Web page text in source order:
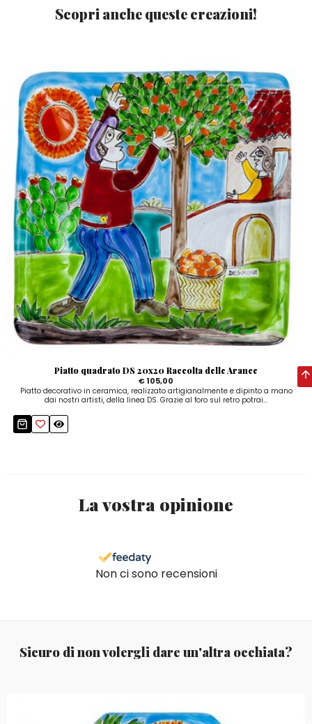
Scopri anche queste creazioni!
Piatto quadrato DS 20x20 Raccolta delle Arance
€ 105,00
Piatto decorativo in ceramica, realizzato artigianalmente e dipinto a mano
dai nostri artisti, della linea DS. Grazie al foro sul retro potrai...
La vostra opinione
Non ci sono recensioni
Sicuro di non volergli dare un'altra occhiata?